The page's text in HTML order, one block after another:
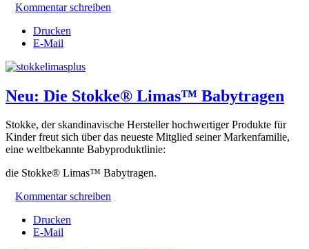
Kommentar schreiben
Drucken
E-Mail
Neu: Die Stokke® Limas™ Babytragen
Stokke, der skandinavische Hersteller hochwertiger Produkte für
Kinder freut sich über das neueste Mitglied seiner Markenfamilie,
eine weltbekannte Babyproduktlinie:
die Stokke® Limas™ Babytragen.
Kommentar schreiben
Drucken
E-Mail